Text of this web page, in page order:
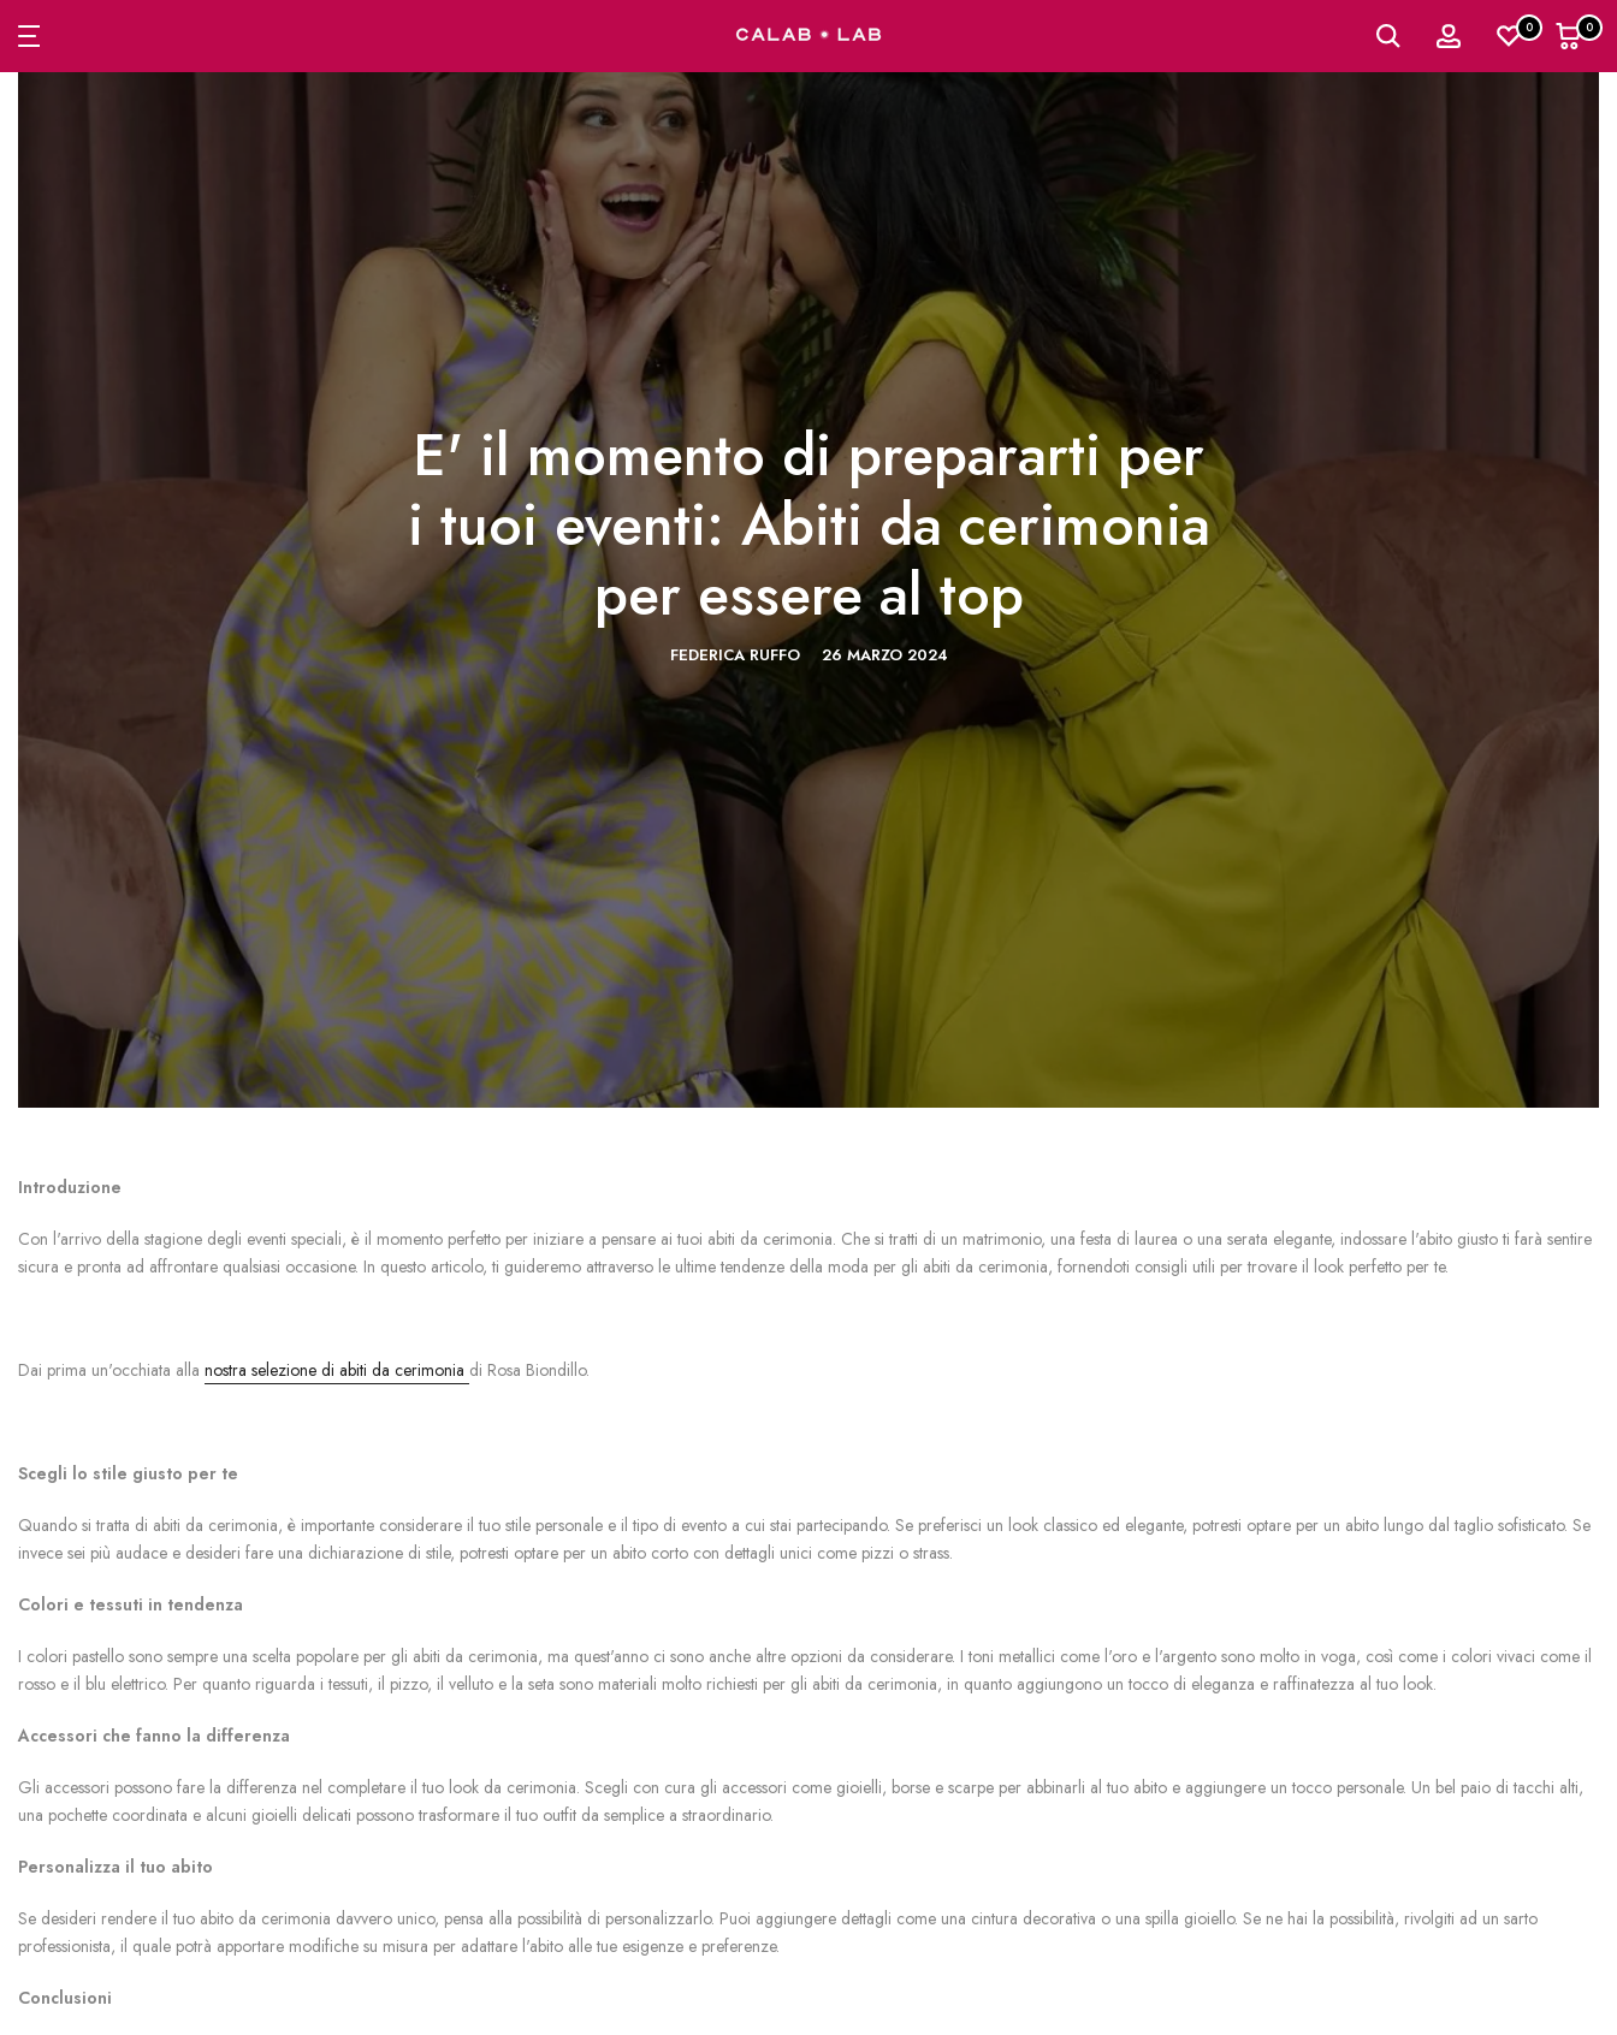
Passa
al
contenuto
0 0
E' il momento di prepararti per
i tuoi eventi: Abiti da cerimonia
per essere al top
FEDERICA RUFFO 26 MARZO 2024
Introduzione
Con l'arrivo della stagione degli eventi speciali, è il momento perfetto per iniziare a pensare ai tuoi abiti da cerimonia. Che si tratti di un matrimonio, una festa di laurea o una serata elegante, indossare l'abito giusto ti farà sentire
sicura e pronta ad affrontare qualsiasi occasione. In questo articolo, ti guideremo attraverso le ultime tendenze della moda per gli abiti da cerimonia, fornendoti consigli utili per trovare il look perfetto per te.
Dai prima un'occhiata alla nostra selezione di abiti da cerimonia di Rosa Biondillo.
Scegli lo stile giusto per te
Quando si tratta di abiti da cerimonia, è importante considerare il tuo stile personale e il tipo di evento a cui stai partecipando. Se preferisci un look classico ed elegante, potresti optare per un abito lungo dal taglio sofisticato. Se
invece sei più audace e desideri fare una dichiarazione di stile, potresti optare per un abito corto con dettagli unici come pizzi o strass.
Colori e tessuti in tendenza
I colori pastello sono sempre una scelta popolare per gli abiti da cerimonia, ma quest'anno ci sono anche altre opzioni da considerare. I toni metallici come l'oro e l'argento sono molto in voga, così come i colori vivaci come il
rosso e il blu elettrico. Per quanto riguarda i tessuti, il pizzo, il velluto e la seta sono materiali molto richiesti per gli abiti da cerimonia, in quanto aggiungono un tocco di eleganza e raffinatezza al tuo look.
Accessori che fanno la differenza
Gli accessori possono fare la differenza nel completare il tuo look da cerimonia. Scegli con cura gli accessori come gioielli, borse e scarpe per abbinarli al tuo abito e aggiungere un tocco personale. Un bel paio di tacchi alti,
una pochette coordinata e alcuni gioielli delicati possono trasformare il tuo outfit da semplice a straordinario.
Personalizza il tuo abito
Se desideri rendere il tuo abito da cerimonia davvero unico, pensa alla possibilità di personalizzarlo. Puoi aggiungere dettagli come una cintura decorativa o una spilla gioiello. Se ne hai la possibilità, rivolgiti ad un sarto
professionista, il quale potrà apportare modifiche su misura per adattare l'abito alle tue esigenze e preferenze.
Conclusioni